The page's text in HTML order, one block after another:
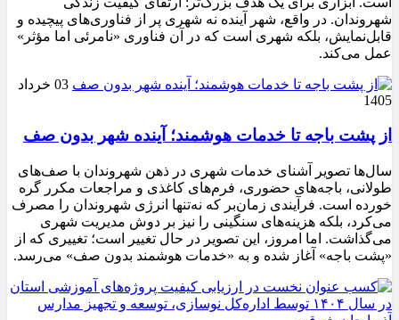
شهروندان. در واقع، شهر آینده نه شهری پر از فناوری‌های پیچیده و
قابل‌نمایش، بلکه شهری است که در آن فناوری «نامرئی اما مؤثر»
عمل می‌کند.
03 خرداد
1405
از پشت باجه تا خدمات هوشمند؛ آینده شهر بدون صف
سال‌ها تصویر آشنای خدمات شهری در ذهن شهروندان با صف‌های
طولانی، باجه‌های حضوری، فرم‌های کاغذی و مراجعات مکرر گره
خورده است. فرآیندی زمان‌بر که نه‌تنها انرژی شهروندان را مصرف
می‌کرد، بلکه هزینه‌های سنگینی را نیز بر دوش مدیریت شهری
می‌گذاشت. اما امروز، این تصویر در حال تغییر است؛ تغییری که از
«پشت باجه» آغاز شده و به «خدمات هوشمند بدون صف» می‌رسد.